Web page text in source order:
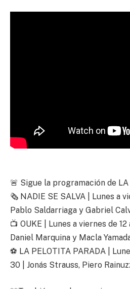
🚨 Sigue la programación de LA
🗞️ NADIE SE SALVA | Lunes a
Pablo Saldarriaga y Gabriel
📺 OUKE | Lunes a viernes de
Daniel Marquina y Macla
⚽ LA PELOTITA PARADA |
30 | Jonás Strauss, Piero